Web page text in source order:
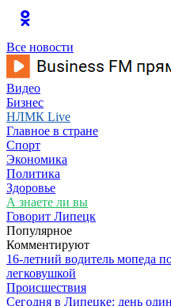
Все новости
Видео
Бизнес
НЛМК Live
Главное в стране
Спорт
Экономика
Политика
Здоровье
А знаете ли вы
Говорит Липецк
Популярное
Комментируют
16-летний водитель мопеда
легковушкой
Происшествия
Сегодня в Липецке: день